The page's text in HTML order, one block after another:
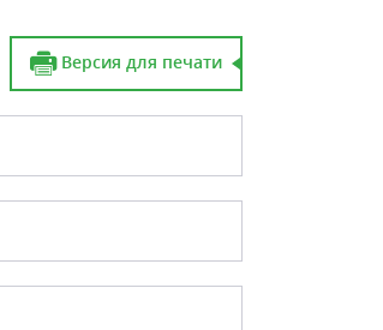
Версия для печати